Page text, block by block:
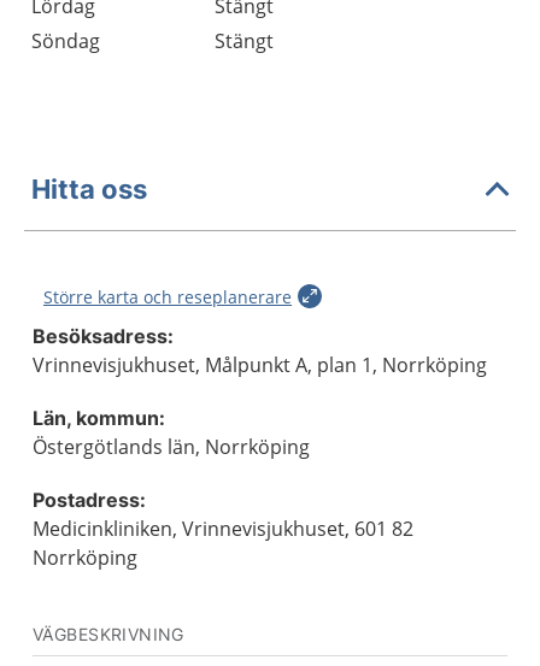
Lördag
Stängt
Söndag
Stängt
Hitta oss
Större karta och reseplanerare
Besöksadress:
Vrinnevisjukhuset, Målpunkt A, plan 1, Norrköping
Län, kommun:
Östergötlands län, Norrköping
Postadress:
Medicinkliniken, Vrinnevisjukhuset, 601 82
Norrköping
VÄGBESKRIVNING